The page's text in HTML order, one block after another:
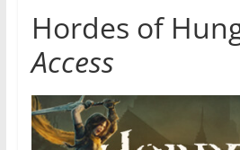
Hordes of
Access